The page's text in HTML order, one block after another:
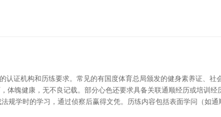
认证机构和历练要求。常见的有国度体育总局颁发的健身素养证、
体魄健康，无不良记载。部分心色还要求具备关联通顺经历或培训
规学时的学习，通过侦察后赢得文凭。历练内容包括表面学问（如通